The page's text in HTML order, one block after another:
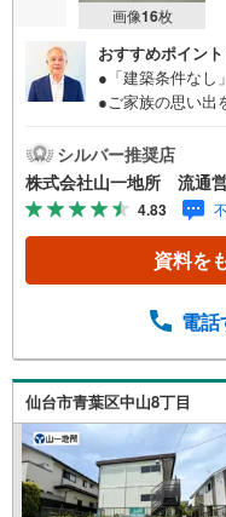
画像16枚
おすすめポイント
●「建築条件なし
●ご家族の思い出
包まれる明るい
件購入のご相談
も豊富です！ご
談、投資のご相
れくらい組める
算をいくらにす
す。売却と購入
もできるのかな
ております。専
ト致します。
シルバー推奨店
株式会社山一地所 流通
4.83
資料を
電話
仙台市青葉区中山8丁目